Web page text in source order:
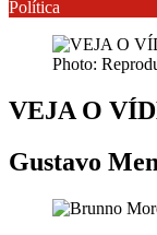
Política
Photo:
VEJA O
Gustavo